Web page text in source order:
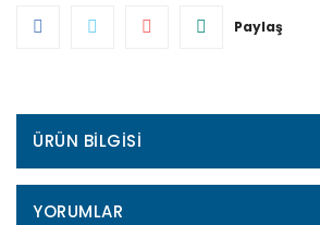
Paylaş
ÜRÜN BILGISI
YORUMLAR